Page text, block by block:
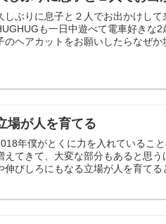
しぶりに息子と２人でお出かけし
も一日中遊べて電車好きな
のヘアカットをお願いしたらなぜ
場が人を育てる
年僕がとくに力を入れているこ
えてきて、大変な部分もあると思
伸びしろにもなる立場が人を育て